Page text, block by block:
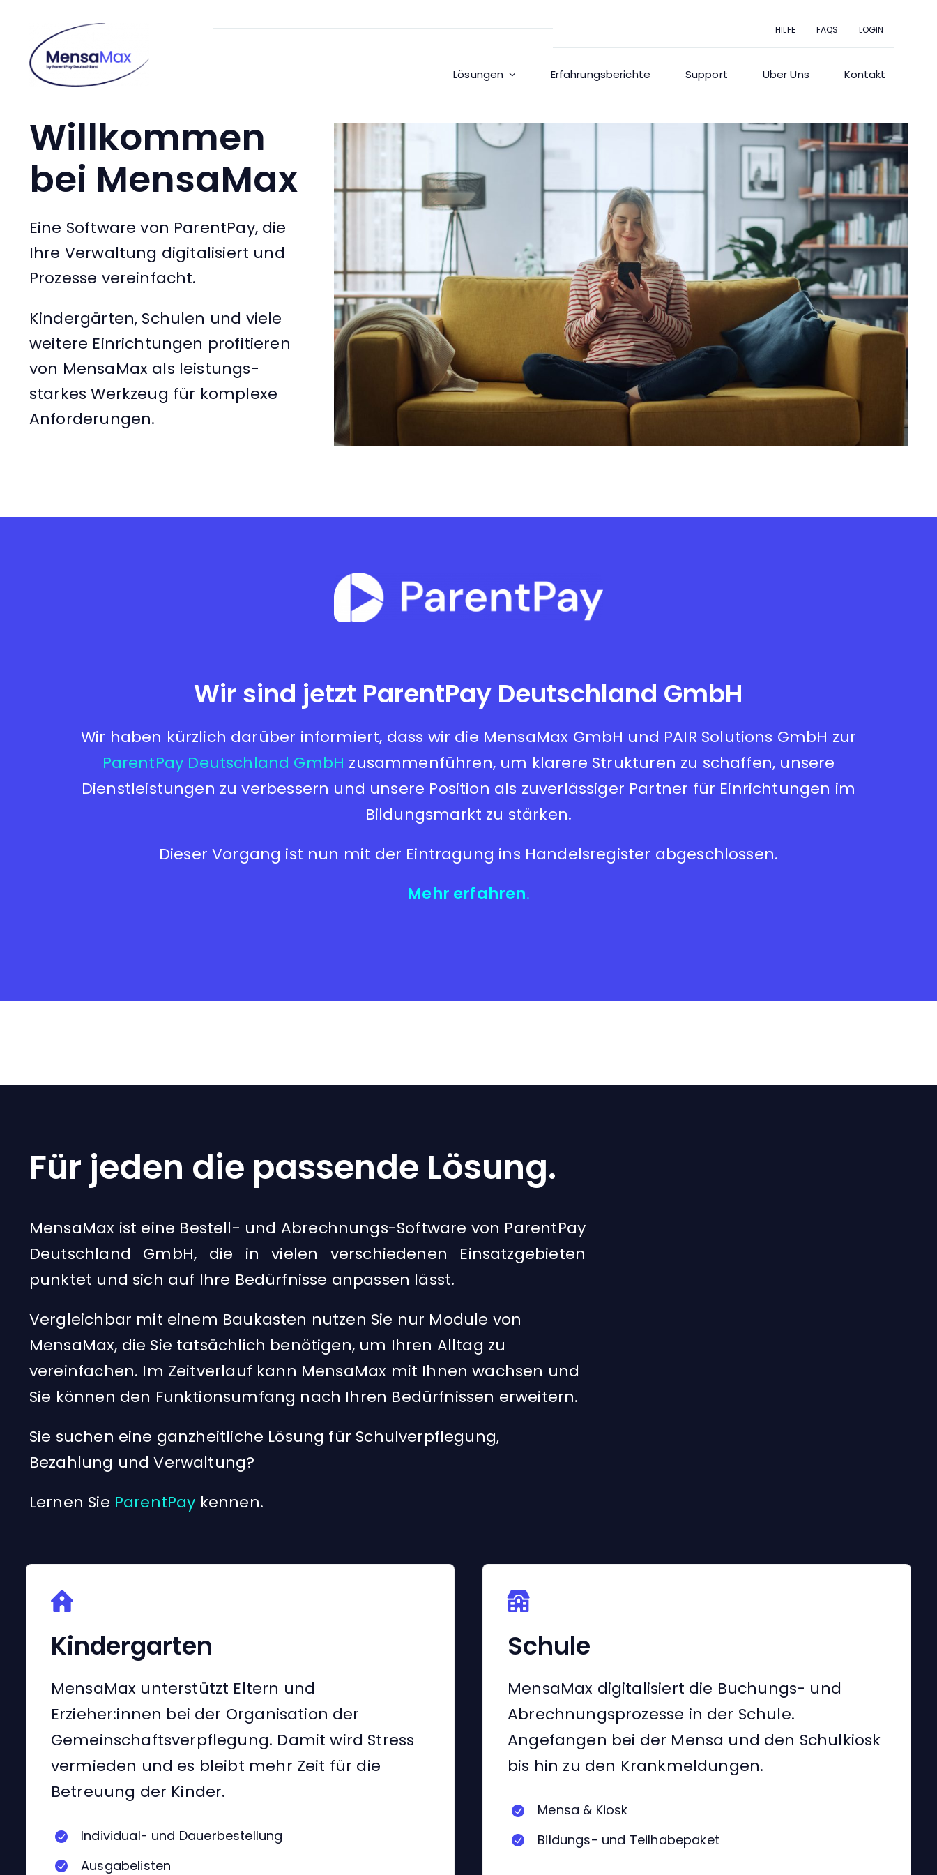
Inhalt
springen
HILFE FAQS LOGIN
Lösungen Erfahrungsberichte Support Über Uns Kontakt
Willkommen
bei MensaMax
Eine Software von ParentPay, die
Ihre Verwaltung digitalisiert und
Prozesse vereinfacht.
Kindergärten, Schulen und viele
weitere Einrichtungen profitieren
von MensaMax als leistungs-
starkes Werkzeug für komplexe
Anforderungen.
Wir sind jetzt ParentPay Deutschland GmbH
Wir haben kürzlich darüber informiert, dass wir die MensaMax GmbH und PAIR Solutions GmbH zur
ParentPay Deutschland GmbH zusammenführen, um klarere Strukturen zu schaffen, unsere
Dienstleistungen zu verbessern und unsere Position als zuverlässiger Partner für Einrichtungen im
Bildungsmarkt zu stärken.
Dieser Vorgang ist nun mit der Eintragung ins Handelsregister abgeschlossen.
Mehr erfahren.
Für jeden die passende Lösung.
MensaMax ist eine Bestell- und Abrechnungs-Software von ParentPay
Deutschland GmbH, die in vielen verschiedenen Einsatzgebieten
punktet und sich auf Ihre Bedürfnisse anpassen lässt.
Vergleichbar mit einem Baukasten nutzen Sie nur Module von
MensaMax, die Sie tatsächlich benötigen, um Ihren Alltag zu
vereinfachen. Im Zeitverlauf kann MensaMax mit Ihnen wachsen und
Sie können den Funktionsumfang nach Ihren Bedürfnissen erweitern.
Sie suchen eine ganzheitliche Lösung für Schulverpflegung,
Bezahlung und Verwaltung?
Lernen Sie ParentPay kennen.
Kindergarten
MensaMax unterstützt Eltern und
Erzieher:innen bei der Organisation der
Gemeinschaftsverpflegung. Damit wird Stress
vermieden und es bleibt mehr Zeit für die
Betreuung der Kinder.
Individual- und Dauerbestellung
Ausgabelisten
Schule
MensaMax digitalisiert die Buchungs- und
Abrechnungsprozesse in der Schule.
Angefangen bei der Mensa und den Schulkiosk
bis hin zu den Krankmeldungen.
Mensa & Kiosk
Bildungs- und Teilhabepaket